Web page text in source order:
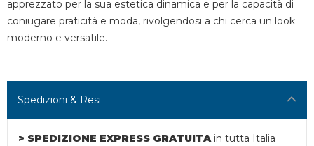
apprezzato per la sua estetica dinamica e per la capacità di
coniugare praticità e moda, rivolgendosi a chi cerca un look
moderno e versatile.
Spedizioni & Resi
> SPEDIZIONE EXPRESS GRATUITAin tutta Italia